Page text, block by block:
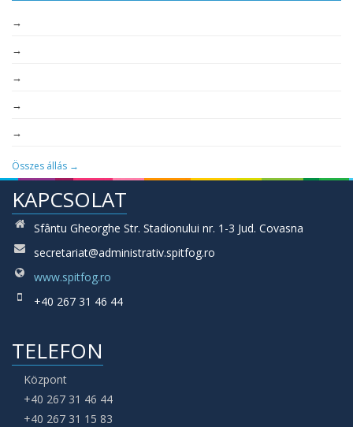
→
→
→
→
→
Összes állás →
KAPCSOLAT
Sfântu Gheorghe Str. Stadionului nr. 1-3 Jud. Covasna
secretariat@administrativ.spitfog.ro
www.spitfog.ro
+40 267 31 46 44
TELEFON
Központ
+40 267 31 46 44
+40 267 31 15 83